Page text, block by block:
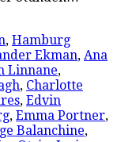
, Hamburg
Ekman, Ana
Linnane,
, Charlotte
, Edvin
, Emma Portner,
Balanchine,